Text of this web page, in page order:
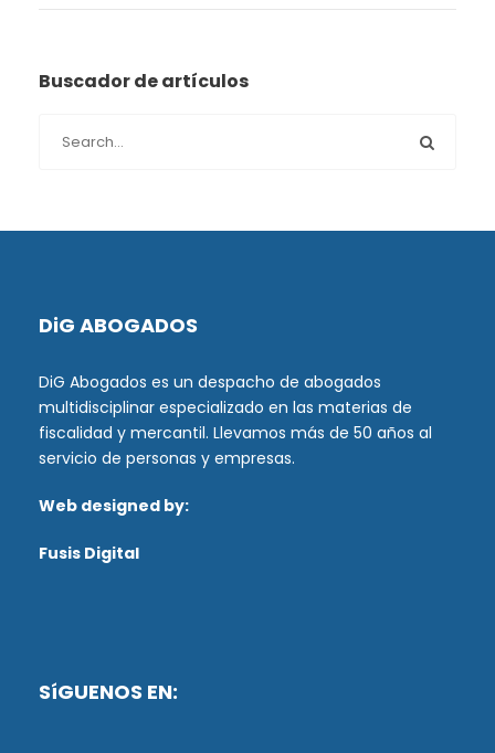
Buscador de artículos
DiG ABOGADOS
DiG Abogados es un despacho de abogados
multidisciplinar especializado en las materias de
fiscalidad y mercantil. Llevamos más de 50 años al
servicio de personas y empresas.
Web designed by:
Fusis Digital
SíGUENOS EN: